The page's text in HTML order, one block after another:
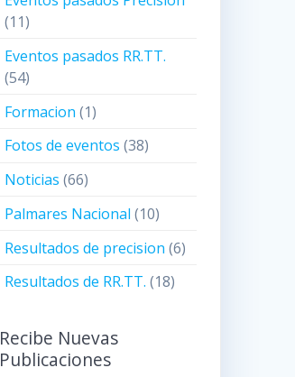
(11)
Eventos pasados RR.TT.
(54)
Formacion (1)
Fotos de eventos (38)
Noticias (66)
Palmares Nacional (10)
Resultados de precision (6)
Resultados de RR.TT. (18)
Recibe Nuevas
Publicaciones